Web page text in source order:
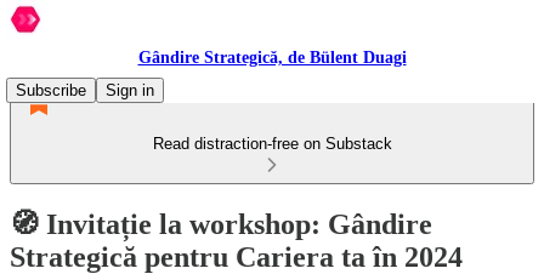
Gândire Strategică, de Bülent Duagi
Subscribe
Sign in
Read distraction-free on Substack
🧭 Invitație la workshop: Gândire
Strategică pentru Cariera ta în 2024